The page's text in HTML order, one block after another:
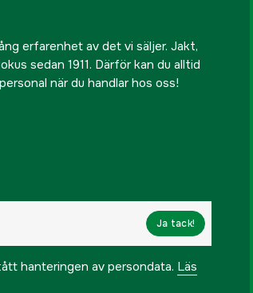
erfarenhet av det vi säljer. Jakt,
sedan 1911. Därför kan du alltid
när du handlar hos oss!
Ja tack!
hanteringen av persondata. Läs